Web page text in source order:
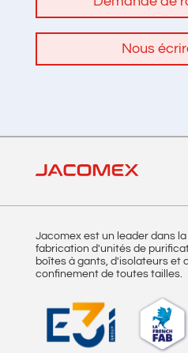
Nous
Jacomex est un leader dans
fabrication d'unités de
boîtes à gants, d'isolateurs et
confinement de toutes tailles.